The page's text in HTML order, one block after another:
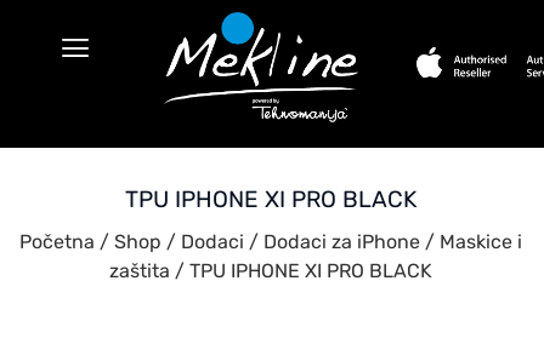
TPU IPHONE XI PRO BLACK
Početna / Shop / Dodaci / Dodaci za iPhone / Maskice i
zaštita / TPU IPHONE XI PRO BLACK